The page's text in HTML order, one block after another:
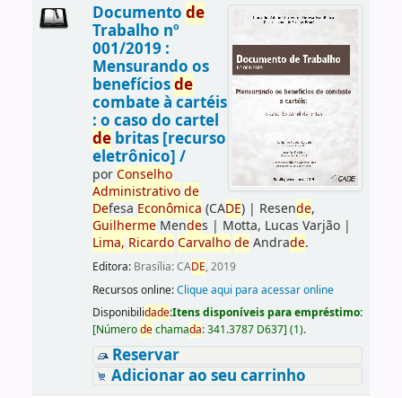
Documento de
Trabalho nº
001/2019 :
Mensurando os
benefíciosde
combate à cartéis
: o caso do cartel
debritas [recurso
eletrônico] /
porConselho
Administrativo de
Defesa Econômica (CADE)| Resende,
GuilhermeMendes | Motta, Lucas Varjão|
Lima, Ricardo Carvalho deAndrade.
Editora: Brasília: CADE, 2019
Recursos online:Clique aqui para acessar online
Disponibilidade:Itens disponíveis para empréstimo:
[Númerodechamada:341.3787 D637] (1).
Reservar
Adicionar ao seu carrinho